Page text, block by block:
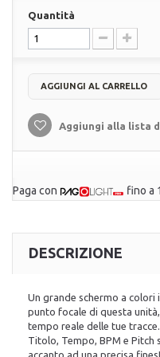
Quantità
AGGIUNGI AL CARRELLO
Aggiungi alla lista
Paga con fino a
DESCRIZIONE
Un grande schermo a
punto focale di questa
tempo reale delle tue
Titolo, Tempo, BPM e Pitch